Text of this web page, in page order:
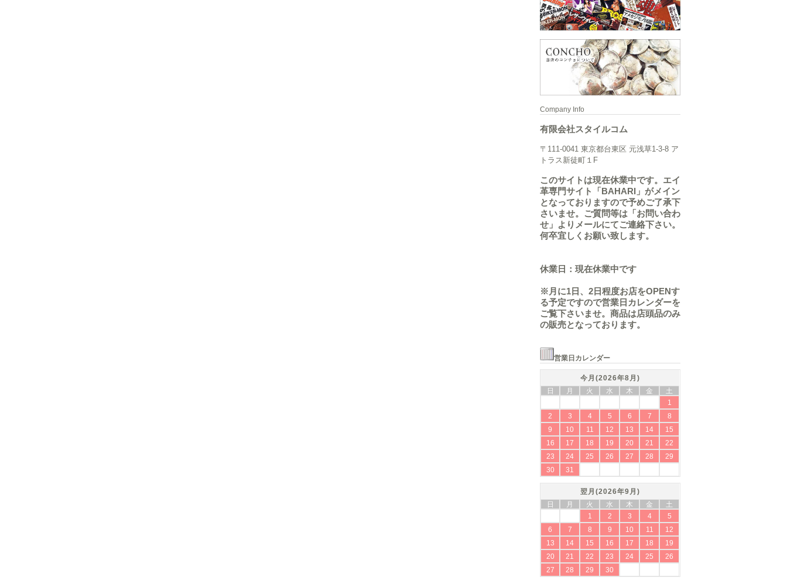
Company Info
有限会社スタイルコム
〒111-0041 東京都台東区 元浅草1-3-8 ア
トラス新徒町１F
このサイトは現在休業中です。エイ
革専門サイト「BAHARI」がメイン
となっておりますので予めご了承下
さいませ。ご質問等は「お問い合わ
せ」よりメールにてご連絡下さい。
何卒宜しくお願い致します。
休業日：現在休業中です
※月に1日、2日程度お店をOPENす
る予定ですので営業日カレンダーを
ご覧下さいませ。商品は店頭品のみ
の販売となっております。
営業日カレンダー
今月(2026年8月)
日
月 火 水 木 金
土
1
2
3 4 5 6 7
8
9
10 11 12 13 14
15
16
17 18 19 20 21
22
23
24 25 26 27 28
29
30
31
翌月(2026年9月)
日
月 火 水 木 金
土
1
2 3 4
5
6
7 8 9 10 11
12
13
14 15 16 17 18
19
20
21 22 23 24 25
26
27
28 29 30